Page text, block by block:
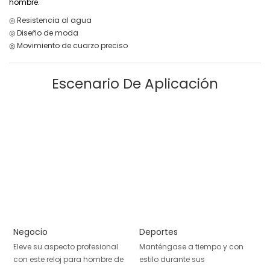
hombre.
◎ Resistencia al agua
◎ Diseño de moda
◎ Movimiento de cuarzo preciso
Escenario De Aplicación
Negocio
Eleve su aspecto profesional
con este reloj para hombre de
Deportes
Manténgase a tiempo y con
estilo durante sus